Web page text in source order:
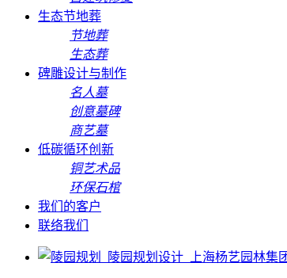
生态节地葬
节地葬
生态葬
碑雕设计与制作
名人墓
创意墓碑
商艺墓
低碳循环创新
铜艺术品
环保石棺
我们的客户
联络我们